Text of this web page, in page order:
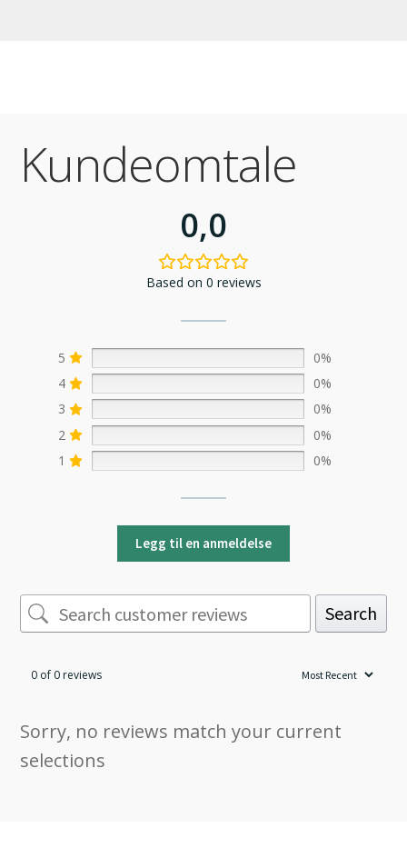
Kundeomtale
0,0
Based on 0 reviews
5
0%
4
0%
3
0%
2
0%
1
0%
Legg til en anmeldelse
Search
0 of 0 reviews
Sorry, no reviews match your current
selections